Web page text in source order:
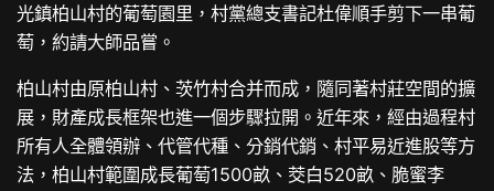
光鎮柏山村的葡萄園里，村黨總支書記杜偉順手剪下一串葡
萄，約請大師品嘗。
柏山村由原柏山村、茨竹村合并而成，隨同著村莊空間的擴
展，財產成長框架也進一個步驟拉開。近年來，經由過程村
所有人全體領辦、代管代種、分銷代銷、村平易近進股等方
法，柏山村範圍成長葡萄1500畝、茭白520畝、脆蜜李